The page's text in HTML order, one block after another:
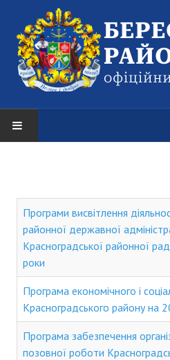
РАЙОННА РАДА
Структура районної ради
Депутати районної ради
Депутати районної ради
Програми висвітлення
районної державної
Красноградської районної
роки
Програма економічного і
Красноградського району на
Програма забезпечення
позовної роботи